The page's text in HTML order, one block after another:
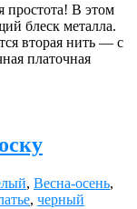
простота! В этом
блеск металла.
вторая нить — с
платочная
, Весна-осень,
, черный